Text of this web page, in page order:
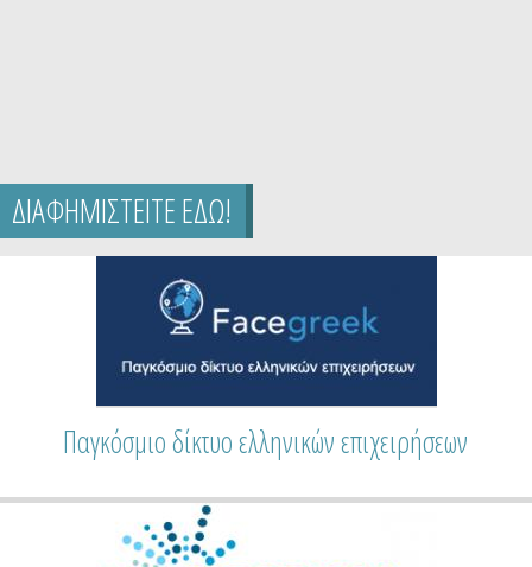
ΔΙΑΦΗΜΙΣΤΕΙΤΕ ΕΔΩ!
Παγκόσμιο δίκτυο ελληνικών επιχειρήσεων